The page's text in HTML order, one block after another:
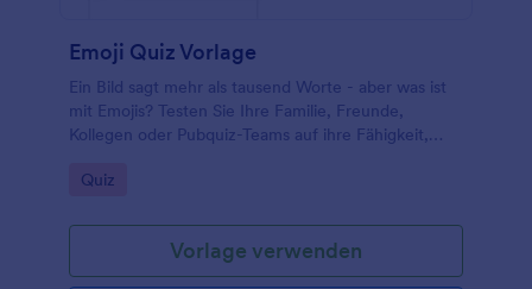
Emoji Quiz Vorlage
Ein Bild sagt mehr als tausend Worte - aber was ist
mit Emojis? Testen Sie Ihre Familie, Freunde,
Kollegen oder Pubquiz-Teams auf ihre Fähigkeit,
Vorlage! Die Teilnehmer müssen einfach nur auf die
darstellen - sei es ein Film, eine Fernsehsendung,
eine Band, ein Lied oder was immer Ihnen sonst
einfällt! In das Feld unter den Emojis können sie ihre
Go to Category:
Quiz
Vorlage verwenden